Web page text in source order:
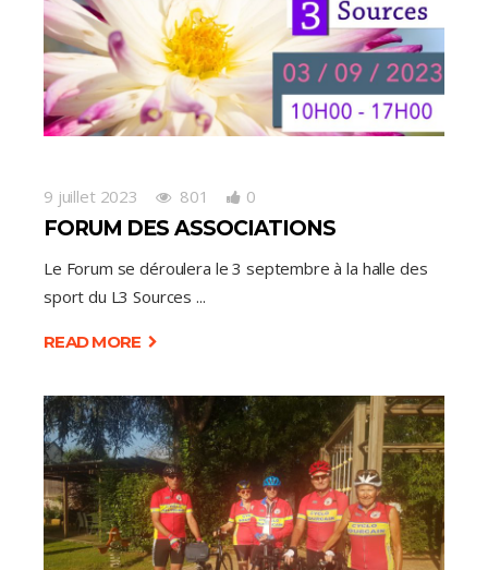
9 juillet 2023 801 0
FORUM DES ASSOCIATIONS
Le Forum se déroulera le 3 septembre à la halle des
sport du L3 Sources
READ MORE